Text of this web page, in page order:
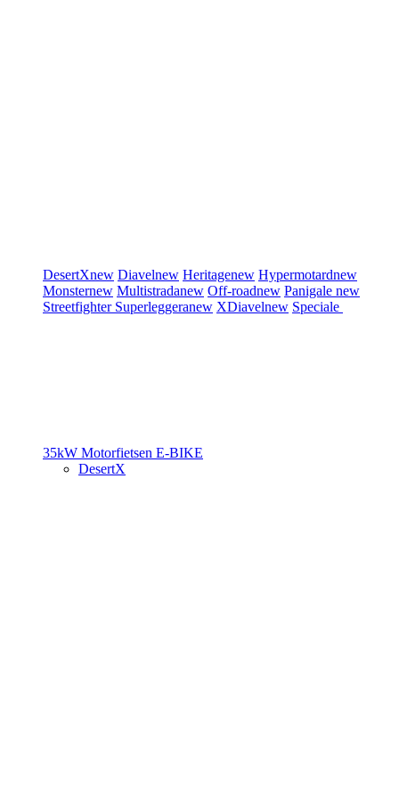
DesertXnew Diavelnew Heritagenew Hypermotardnew
Monsternew Multistradanew Off-roadnew Panigale new
Streetfighter Superleggeranew XDiavelnew Speciale
35kW Motorfietsen E-BIKE
DesertX